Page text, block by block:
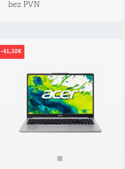
bez PVN
-41,32€